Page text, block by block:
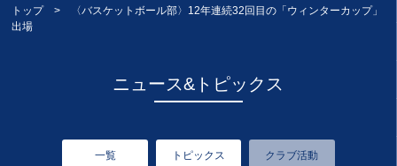
トップ> 〈バスケットボール部〉12年連続32回目の「ウィンターカップ」
出場
ニュース&トピックス
一覧 トピックス クラブ活動